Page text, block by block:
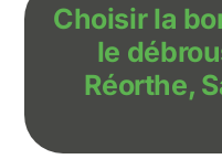
Choisir la
le
Réorthe,